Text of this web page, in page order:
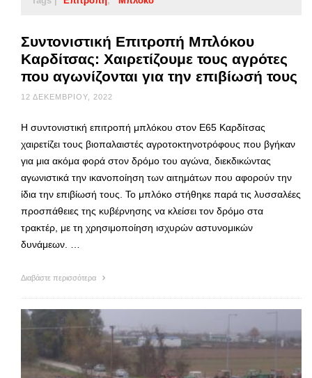
Συντονιστική Επιτροπή Μπλόκου
Καρδίτσας: Χαιρετίζουμε τους αγρότες
που αγωνίζονται για την επιβίωσή τους
12 ΔΕΚΕΜΒΡΊΟΥ, 2022
Η συντονιστική επιτροπή μπλόκου στον Ε65 Καρδίτσας
χαιρετίζει τους βιοπαλαιστές αγροτοκτηνοτρόφους που βγήκαν
για μια ακόμα φορά στον δρόμο του αγώνα, διεκδικώντας
αγωνιστικά την ικανοποίηση των αιτημάτων που αφορούν την
ίδια την επιβίωσή τους. Το μπλόκο στήθηκε παρά τις λυσσαλέες
προσπάθειες της κυβέρνησης να κλείσει τον δρόμο στα
τρακτέρ, με τη χρησιμοποίηση ισχυρών αστυνομικών
δυνάμεων. …
Διαβάστε περισσότερα